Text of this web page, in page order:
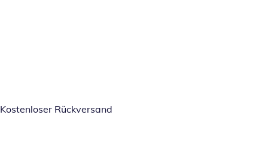
Kostenloser Rückversand